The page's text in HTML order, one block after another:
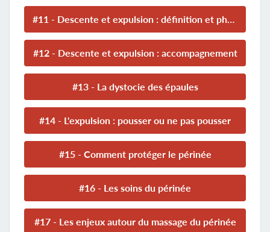
#12 - Descente et expulsion : accompagnement
#13 - La dystocie des épaules
#14 - L'expulsion : pousser ou ne pas pousser
#15 - Comment protéger le périnée
#16 - Les soins du périnée
#17 - Les enjeux autour du massage du périnée